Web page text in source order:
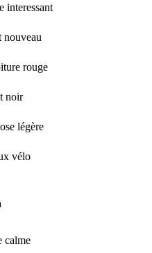
interessant
nouveau
rouge
noir
légère
vélo
calme